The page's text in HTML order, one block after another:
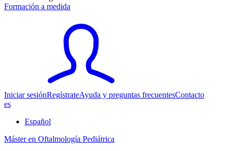
Formación a medida
Iniciar sesiónRegístrateAyuda y preguntas frecuentesContacto
es
Español
Máster en Oftalmología Pediátrica